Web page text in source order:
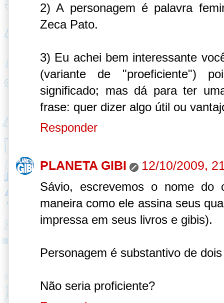
2) A personagem é palavra
Zeca Pato.
3) Eu achei bem interessante
(variante de "proeficiente")
significado; mas dá para ter
frase: quer dizer algo útil ou
Responder
PLANETA GIBI 12/10/2009,
Sávio, escrevemos o nome do
maneira como ele assina seus
impressa em seus livros e gibis).
Personagem é substantivo de
Não seria proficiente?